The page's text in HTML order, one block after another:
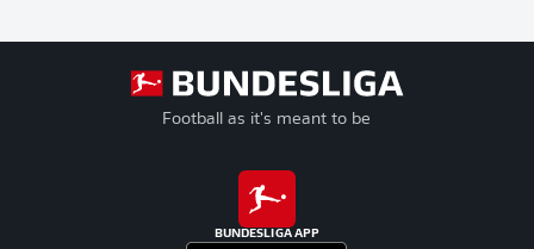
Football as it's meant to be
BUNDESLIGA APP